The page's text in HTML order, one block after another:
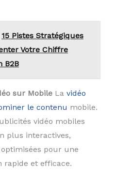
15 Pistes Stratégiques
Votre Chiffre
B2B
sur Mobile La vidéo
le contenu mobile.
vidéo mobiles
plus interactives,
pour une
rapide et efficace.